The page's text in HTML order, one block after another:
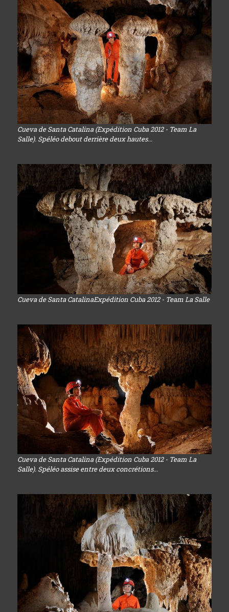
Cueva de Santa Catalina (Expédition Cuba 2012 - Team La
Salle). Spéléo debout derrière deux hautes...
Cueva de Santa CatalinaExpédition Cuba 2012 - Team La Salle
Cueva de Santa Catalina (Expédition Cuba 2012 - Team La
Salle). Spéléo assise entre deux concrétions...